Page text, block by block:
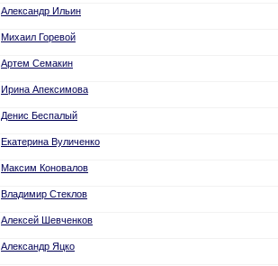
Александр Ильин
Михаил Горевой
Артем Семакин
Ирина Апексимова
Денис Беспалый
Екатерина Вуличенко
Максим Коновалов
Владимир Стеклов
Алексей Шевченков
Александр Яцко